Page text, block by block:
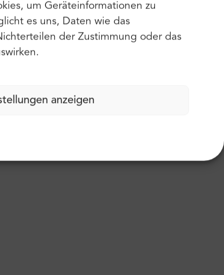
um Geräteinformationen zu
es uns, Daten wie das
der Zustimmung oder das
anzeigen